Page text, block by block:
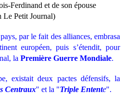
Ferdinand et de son épouse
Le Petit Journal)
par le fait des alliances, embrasa
européen, puis s’étendit, pour
la Première Guerre Mondiale.
existait deux pactes défensifs, la
Centraux" et la "Triple Entente".